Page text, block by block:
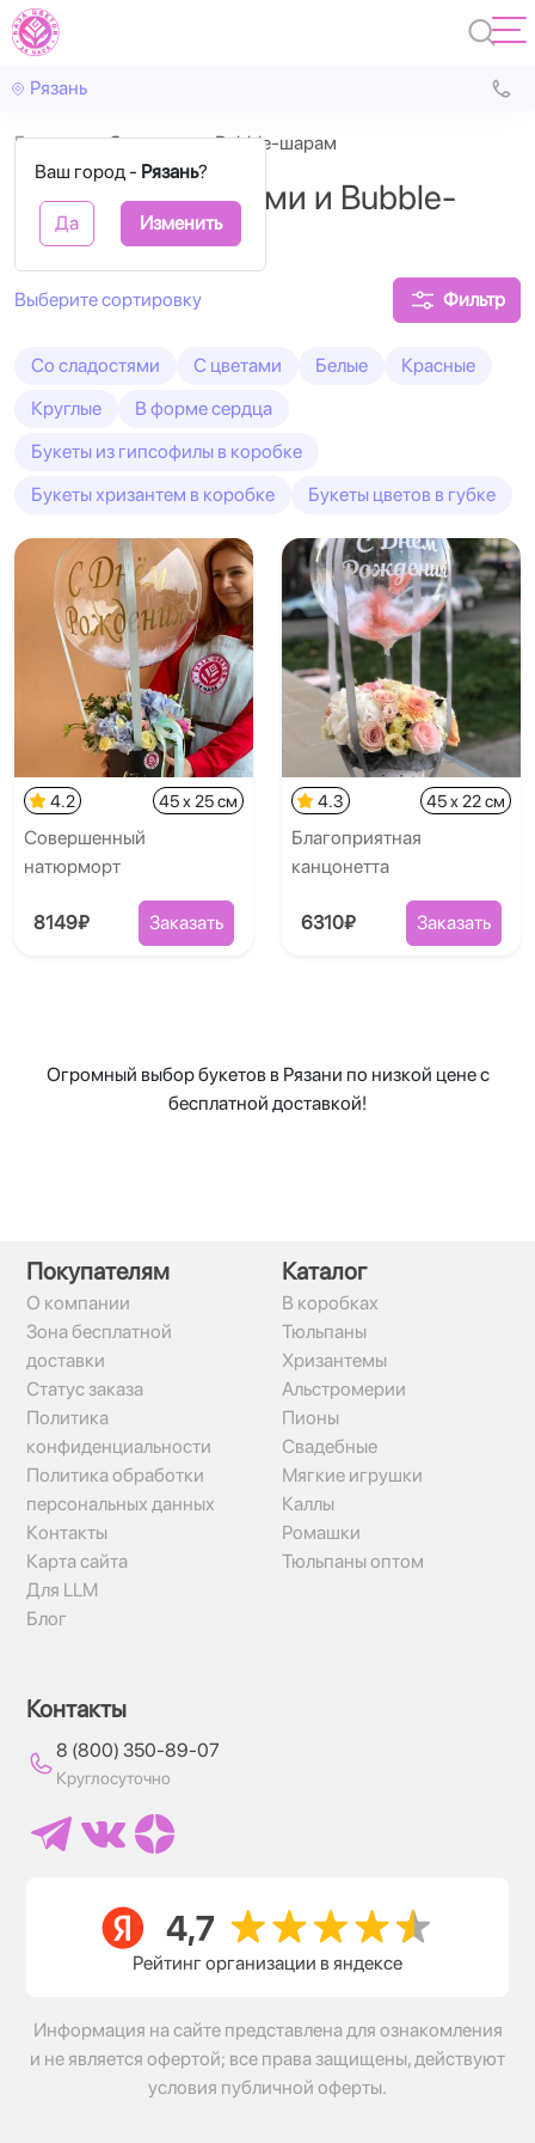
Рязань
Ваш город - Рязань?
Да Изменить
Главная C цветами и Bubble-шарам
Коробки с цветами и Bubble-
шарами
Фильтр
Cо сладостями С цветами Белые
Красные
Круглые
В форме сердца
Букеты из гипсофилы в коробке
Букеты хризантем в коробке
Букеты цветов в губке
4.2 45 x 25 см
Совершенный
натюрморт
8149₽ Заказать
4.3 45 x 22 см
Благоприятная
канцонетта
6310₽ Заказать
Огромный выбор букетов в Рязани по низкой цене с
бесплатной доставкой!
Покупателям
О компании
Зона бесплатной
доставки
Статус заказа
Политика
конфиденциальности
Политика обработки
персональных данных
Контакты
Карта сайта
Для LLM
Блог
Каталог
В коробках
Тюльпаны
Хризантемы
Альстромерии
Пионы
Свадебные
Мягкие игрушки
Каллы
Ромашки
Тюльпаны оптом
Контакты
8 (800) 350-89-07
Круглосуточно
Рейтинг организации в яндексе
Информация на сайте представлена для ознакомления
и не является офертой; все права защищены, действуют
условия публичной оферты.